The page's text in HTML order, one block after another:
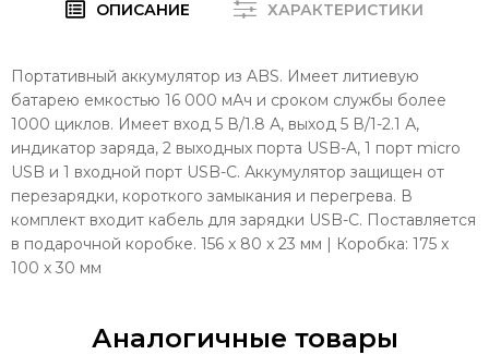
ОПИСАНИЕ ХАРАКТЕРИСТИКИ
Портативный аккумулятор из ABS. Имеет литиевую
батарею емкостью 16 000 мАч и сроком службы более
1000 циклов. Имеет вход 5 В/1.8 А, выход 5 В/1-2.1 А,
индикатор заряда, 2 выходных порта USB-A, 1 порт micro
USB и 1 входной порт USB-C. Аккумулятор защищен от
перезарядки, короткого замыкания и перегрева. В
комплект входит кабель для зарядки USB-C. Поставляется
в подарочной коробке. 156 x 80 x 23 мм | Коробка: 175 x
100 x 30 мм
Аналогичные товары